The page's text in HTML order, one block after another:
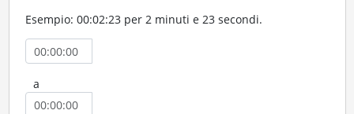
Esempio: 00:02:23 per 2 minuti e 23 secondi.
a